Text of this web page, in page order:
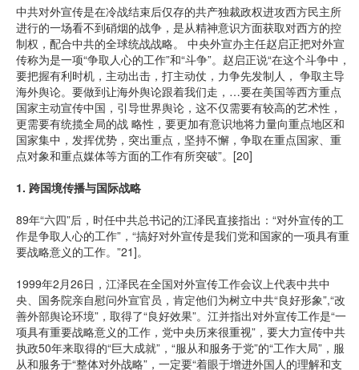
中共对外宣传是在冷战结束后仅存的共产独裁政权进攻西方民主所
进行的一场看不到硝烟的战争，是从精神意识方面获取对西方的控
制权，配合中共的全球统战战略。 中央外宣办主任赵启正把对外宣
传称为是一项“争取人心的工作”和“斗争”。赵启正说“在这个斗争中，
要把握有利时机，主动出击，打主动仗，力争先发制人， 争取主导
海外舆论。要做到让海外舆论跟着我们走，…要在美国等西方重点
国家主动宣传中国，引导世界舆论，这不仅需要有较高的艺术性，
更需要有统揽全局的战 略性，要更加有意识地将力量向重点地区和
国家集中，发挥优势，突出重点，坚持不懈，争取在重点国家、重
点对象和重点媒体等方面的工作有所突破”。[20]
1. 跨国境传播与国际战略
89年“六四”后，时任中共总书记的江泽民直接指出：“对外宣传的工
作是争取人心的工作”，“搞好对外宣传是我们党和国家的一项具有重
要战略意义的工作。”21]。
1999年2月26日，江泽民在全国对外宣传工作会议上代表中共中
央、国务院亲自慰问外宣官员，肯定他们为树立中共“良好形象”,“改
善外部舆论环境”，取得了“良好效果”。江并指出对外宣传工作是“一
项具有重要战略意义的工作，党中央历来很重视”，要大力宣传中共
执政50年来取得的“巨大成就”，“服从和服务于党”的“工作大局”，服
从和服务于“整体对外战略”，一定要“着眼于增进外国人的理解和支